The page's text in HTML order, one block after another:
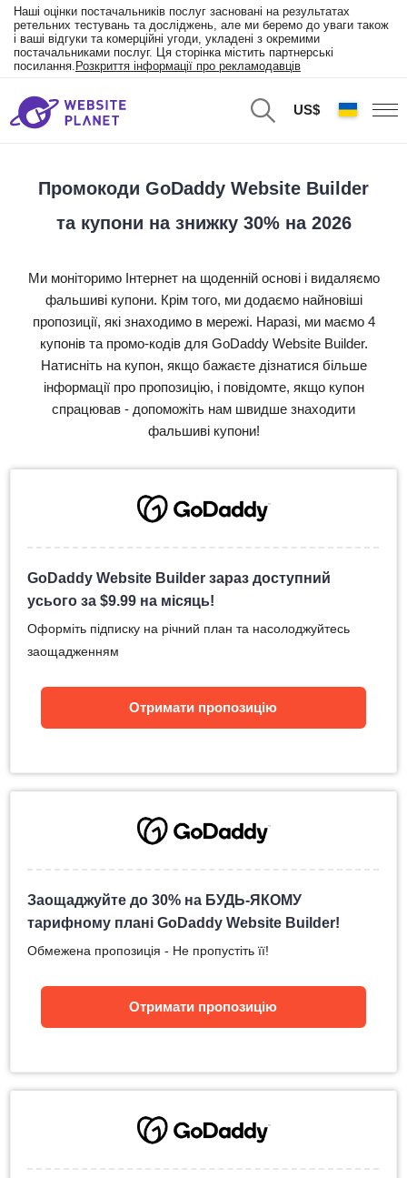
Наші оцінки постачальників послуг засновані на результатах
ретельних тестувань та досліджень, але ми беремо до уваги також
і ваші відгуки та комерційні угоди, укладені з окремими
постачальниками послуг. Ця сторінка містить партнерські
посилання. Розкриття інформації про рекламодавців
US$
Промокоди GoDaddy Website Builder
та купони на знижку 30% на 2026
Ми моніторимо Інтернет на щоденній основі і видаляємо
фальшиві купони. Крім того, ми додаємо найновіші
пропозиції, які знаходимо в мережі. Наразі, ми маємо 4
купонів та промо-кодів для GoDaddy Website Builder.
Натисніть на купон, якщо бажаєте дізнатися більше
інформації про пропозицію, і повідомте, якщо купон
спрацював - допоможіть нам швидше знаходити
фальшиві купони!
GoDaddy Website Builder зараз доступний
усього за$9.99 на місяць!
Оформіть підписку на річний план та насолоджуйтесь
заощадженням
Отримати пропозицію
Заощаджуйте до 30% на БУДЬ-ЯКОМУ
тарифному плані GoDaddy Website Builder!
Обмежена пропозиція - Не пропустіть її!
Отримати пропозицію